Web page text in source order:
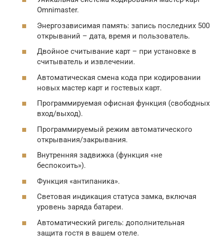
Omnimaster.
Энергозависимая память: запись последних 500
открываний – дата, время и пользователь.
Двойное считывание карт – при установке в
считыватель и извлечении.
Автоматическая смена кода при кодировании
новых мастер карт и гостевых карт.
Программируемая офисная функция (свободных
вход/выход).
Программируемый режим автоматического
открывания/закрывания.
Внутренняя задвижка (функция «не
беспокоить»).
Функция «антипаника».
Световая индикация статуса замка, включая
уровень заряда батареи.
Автоматический ригель: дополнительная
защита гостя в вашем отеле.